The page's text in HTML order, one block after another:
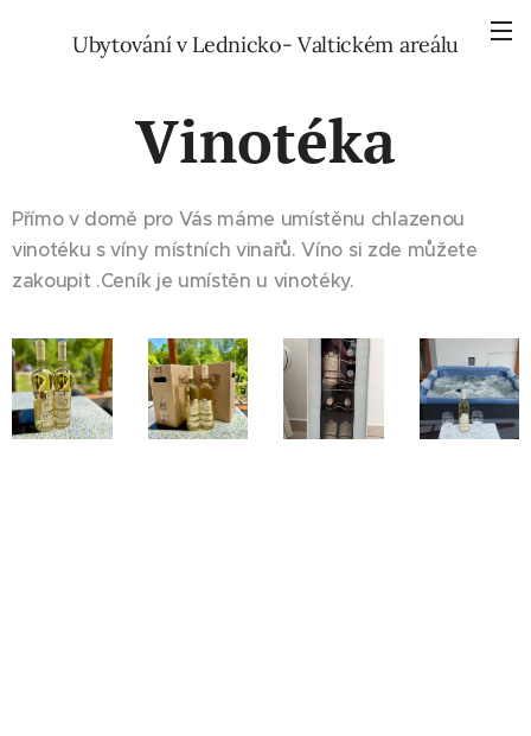
Ubytování v Lednicko- Valtickém areálu
Vinotéka
Přímo v domě pro Vás máme umístěnu chlazenou
vinotéku s víny místních vinařů. Víno si zde můžete
zakoupit .Ceník je umístěn u vinotéky.